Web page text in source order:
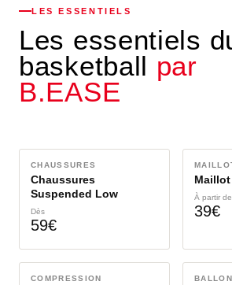
LES ESSENTIELS
Les essentiels
basketball par
B.EASE
PROMOTION
VOIR LE PRODUIT →
CHAUSSURES
Chaussures
Suspended Low
Dès
59€
Maillot
À partir de
39€
COMPRESSION